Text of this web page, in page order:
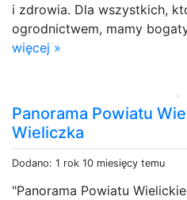
i zdrowia. Dla wszystkich,
ogrodnictwem, mamy
więcej »
Panorama Powiatu
Wieliczka
Dodano: 1 rok 10 miesięcy temu
"Panorama Powiatu